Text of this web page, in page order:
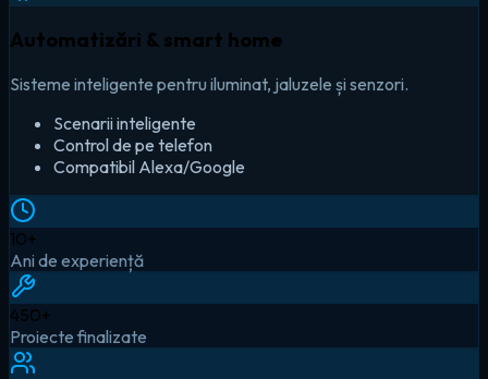
Automatizări & smart home
Sisteme inteligente pentru iluminat, jaluzele și senzori.
Scenarii inteligente
Control de pe telefon
Compatibil Alexa/Google
10+
Ani de experiență
450+
Proiecte finalizate